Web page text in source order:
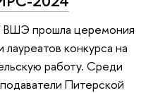
ВШЭ прошла церемония
конкурса на
работу. Среди
Питерской